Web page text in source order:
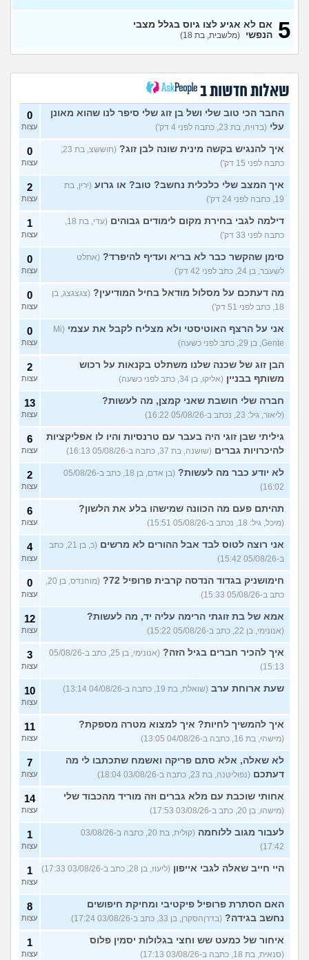
בן 21)
מה התפקיד?
איזה תפקיד הכי כדאי (מנילה)
לפני גיוס עולה ליב
(Akppp, בת
17)
מנהל רשת בחיל התקשוב או
לוחם הגנה אווירית?
(Maor,
0
עצות
שתי אופציות קשות לפני
2
התנשקתי עם מישהו מהבסיס
שלי ואני לא יודעת מה אני
מרגישה לגבי זה
6
אפשרי לקבל מנ״תית בסירוב
0
מסלול אופק מודיעין - האם
כדאי? (ליהי, בת 18)
2
עוד שאלות חדשות במדור
5
אם לא אגיע לצו גיוס בגלל מצבי
הנפשי (מלשבית, בת 18)
שאלות חדשות ב
החבר הכי טוב שלי ושל בן זוג שלי סיפר לנו שהוא מאונן
עלי (בדויה, בת 23, כתבה לפני 4 דק')
0
עצות
איך להנגיש בקשה מינית שונה לבן זוג?
כתבה לפני 15 דק')
0
עצות
איך המצב שלי כלכלית נחשב? טוב? או גרוע (ירין, בת
19, כתבה לפני 24 דק')
2
עצות
דילמה לגבי בחירת מקום לימודים גבוהים
כתבה לפני 33 דק')
1
עצות
סימן שהקשר כבר לא בריא ועדיף להיפרד? (אתלט
לשעבר, בן 24, כתב לפני 42 דק')
0
עצות
מה דעתכם על מסלול מודאל בחיל המודיעין? (צגצגצג, בן
18, כתב לפני 51 דק')
0
עצות
אני על הרצף האוטיסטי ולא מצליח לקבל את עצמי
(Mi
Gente, בן 29, כתב לפני כשעה)
0
עצות
הבן זוג של שכנה שלנו משתלט בקנאות על רכוש
משותף בבניין (אליקו, בן 34, כתב לפני כשעה)
2
עצות
חברה שלי חושבת שאני קמצן, מה לעשות?
(ליאור, גיל: 23, נכתב ב-05/08/26 16:22)
13
עצות
גיליתי שבן זוגי היה בעבר עם טרנסיות והיו לו אפליקציות
להיכרויות גברים (שושנה, בת 37, כתבה ב-05/08/26 16:13)
6
עצות
לא יודע כבר מה לעשות?
(בן אדם, בן 18, כתב ב-05/08/26
16:02)
2
עצות
תהיתם פעם מה הכוונה שמישהו בלע את הלשון?
(מיכל, גיל: 18, נכתב ב-05/08/26 15:51)
6
עצות
אני רוצה לטוס לבד אבל ההורים לא מרשים
(כ, בן 21, כתב
ב-05/08/26 15:42)
4
עצות
חימושניק בגדוד הנדסה קרבית פרופיל 72?
כתב ב-05/08/26 15:33)
0
עצות
אמא של בת זוגתי הרימה עליה יד, מה לעשות?
(אנונימי, בן 22, כתב ב-05/08/26 15:22)
12
עצות
איך להכיר חברים בגיל הזה?
(אנונימי, בן 25, כתב ב-05/08/26
15:13)
3
עצות
שעת ארוחת ערב (שואלת, בת 19, כתבה ב-04/08/26 13:14) 10
עצות
איך להמשיך לחיות? איך למצוא מטרה מספקת?
(מישהי, בת 16, כתבה ב-04/08/26 13:05)
11
עצות
לא שאלה, אלא סתם פריקה ואשמח שתכתבו לי מה
דעתכם (נפוליטנה, בת 23, כתבה ב-03/08/26 18:04)
7
עצות
אחותי שוכבת עם מלא גברים וזה מוריד מהכבוד שלי
(מישהו, בן 20, כתב ב-03/08/26 17:53)
14
עצות
לעבור מגוב ללוחמה
(קולית, בת 20, כתבה ב-03/08/26
17:42)
1
עצות
היי חייב שאלה לגבי אייפון (ליעוז, בן 28, כתב ב-03/08/26 17:33) 1
עצות
האם הסתרת פרופיל פיקטיבי ומחיקת חיפושים
נחשב בגידה? (בדרןהסקרן, בן 33, כתב ב-03/08/26 17:24)
8
עצות
איחור של כמעט שש וחצי בגלולות יסמין פלוס
(סנאית, בת 18, כתבה ב-03/08/26 17:13)
1
עצות